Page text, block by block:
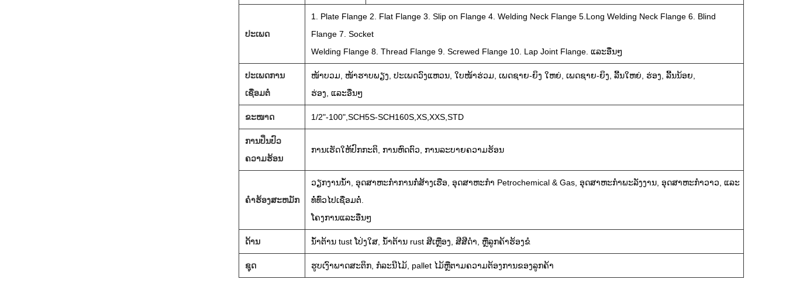
ປະເພດ
1. Plate Flange 2. Flat Flange 3. Slip on Flange 4. Welding Neck Flange 5.Long Welding Neck Flange 6. Blind
Flange 7. Socket
Welding Flange 8. Thread Flange 9. Screwed Flange 10. Lap Joint Flange. ແລະອື່ນໆ
ປະເພດການ
ເຊື່ອມຕໍ່
ໜ້າບວມ, ໜ້າຮາບພຽງ, ປະເພດວົງແຫວນ, ໃບໜ້າຮ່ວມ, ເພດຊາຍ-ຍິງ ໃຫຍ່, ເພດຊາຍ-ຍິງ, ລີ້ນໃຫຍ່, ຮ່ອງ, ລີ້ນນ້ອຍ,
ຮ່ອງ, ແລະອື່ນໆ
ຂະໜາດ 1/2"-100",SCH5S-SCH160S,XS,XXS,STD
ການປິ່ນປົວ
ຄວາມຮ້ອນ
ການເຮັດໃຫ້ປົກກະຕິ, ການຫົດຕົວ, ການລະບາຍຄວາມຮ້ອນ
ຄໍາຮ້ອງສະຫມັກ
ວຽກງານນ້ໍາ, ອຸດສາຫະກໍາການກໍ່ສ້າງເຮືອ, ອຸດສາຫະກໍາ Petrochemical & Gas, ອຸດສາຫະກໍາພະລັງງານ, ອຸດສາຫະກໍາວາວ, ແລະ
ທໍ່ທົ່ວໄປເຊື່ອມຕໍ່.
ໂຄງ​ການ​ແລະ​ອື່ນໆ
ດ້ານ ນ້ໍາຕ້ານ tust ໂປ່ງໃສ, ນ້ໍາຕ້ານ rust ສີເຫຼືອງ, ສີສີດໍາ, ຫຼືລູກຄ້າຮ້ອງຂໍ
ຊຸດ ຮູບເງົາພາດສະຕິກ, ກໍລະນີໄມ້, pallet ໄມ້ຫຼືຕາມຄວາມຕ້ອງການຂອງລູກຄ້າ